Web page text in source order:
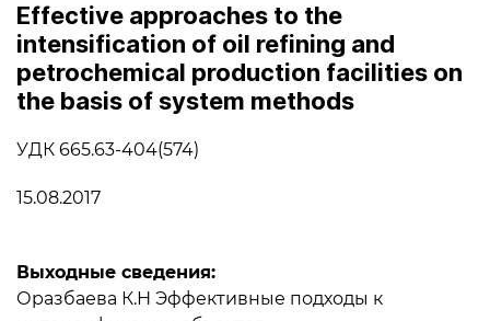
Effective approaches to the
intensification of oil refining and
petrochemical production facilities on
the basis of system methods
УДК 665.63-404(574)
15.08.2017
Выходные сведения:
Оразбаева К.Н Эффективные подходы к